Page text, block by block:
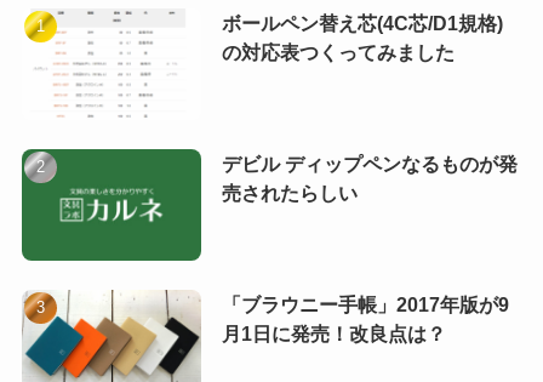
ボールペン替え芯(4C芯/D1規格)
の対応表つくってみました
デビル ディップペンなるものが発
売されたらしい
「ブラウニー手帳」2017年版が9
月1日に発売！改良点は？